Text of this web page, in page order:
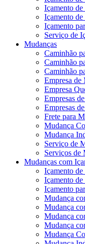
Içamento de
Içamento
Içamento
Serviço de
Mudanças
Caminhão
Caminhão
Caminhão
Empresa de
Empresa
Empresas
Empresas
Frete para
Mudança
Mudança
Serviço de
Serviços de
Mudanças com
Içamento
Içamento
Içamento
Mudança
Mudança
Mudança
Mudança
Mudança